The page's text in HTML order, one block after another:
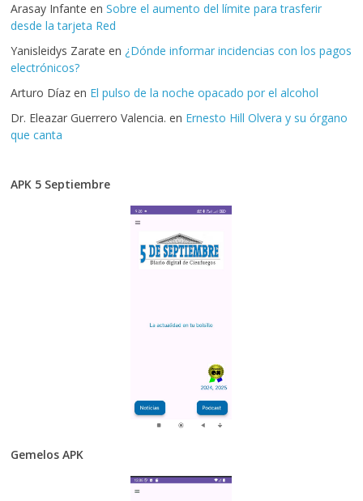
Arasay Infante enSobre el aumento del límite para trasferir
desde la tarjeta Red
Yanisleidys Zarate en ¿Dónde informar incidencias con los pagos
electrónicos?
Arturo Díaz en El pulso de la noche opacado por el alcohol
Dr. Eleazar Guerrero Valencia. en Ernesto Hill Olvera y su órgano
que canta
APK 5 Septiembre
Gemelos APK